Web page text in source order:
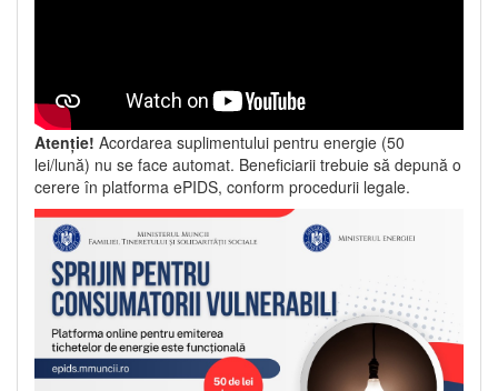
Atenție! Acordarea suplimentului pentru energie (50
lei/lună) nu se face automat. Beneficiarii trebuie să depună o
cerere în platforma ePIDS, conform procedurii legale.